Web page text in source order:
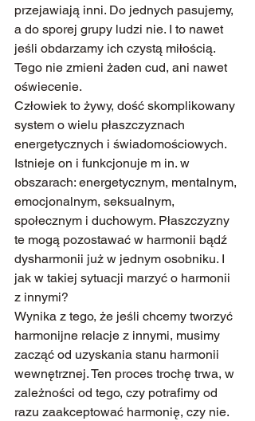
przejawiają inni. Do jednych pasujemy,
a do sporej grupy ludzi nie. I to nawet
jeśli obdarzamy ich czystą miłością.
Tego nie zmieni żaden cud, ani nawet
oświecenie.
Człowiek to żywy, dość skomplikowany
system o wielu płaszczyznach
energetycznych i świadomościowych.
Istnieje on i funkcjonuje m in. w
obszarach: energetycznym, mentalnym,
emocjonalnym, seksualnym,
społecznym i duchowym. Płaszczyzny
te mogą pozostawać w harmonii bądź
dysharmonii już w jednym osobniku. I
jak w takiej sytuacji marzyć o harmonii
z innymi?
Wynika z tego, że jeśli chcemy tworzyć
harmonijne relacje z innymi, musimy
zacząć od uzyskania stanu harmonii
wewnętrznej. Ten proces trochę trwa, w
zależności od tego, czy potrafimy od
razu zaakceptować harmonię, czy nie.